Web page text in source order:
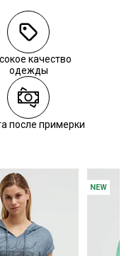
качество
одежды
после примерки
NEW